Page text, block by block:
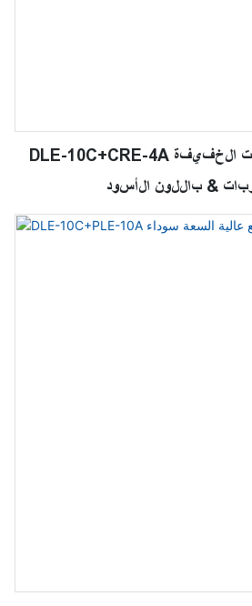
DLE-10C+CRE-4A ماكينة بيع الوجبات الخفيفة
& باللون الأسود